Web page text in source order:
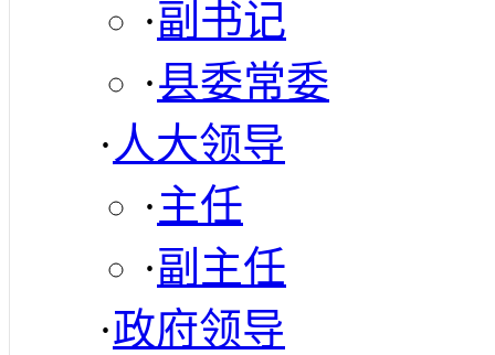
·副书记
·县委常委
· 人大领导
·主任
·副主任
·政府领导